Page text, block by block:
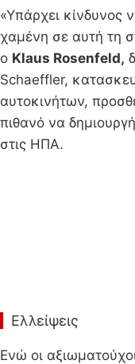
«Υπάρχει κίνδυνος
χαμένη σε αυτή τη
ο Klaus Rosenfeld,
Schaeffler,
αυτοκινήτων,
πιθανό να
στις ΗΠΑ.
Ελλείψεις
Ενώ οι